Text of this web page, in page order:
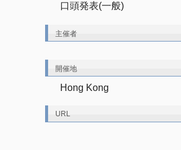
口頭発表(一般)
主催者
開催地
Hong Kong
URL